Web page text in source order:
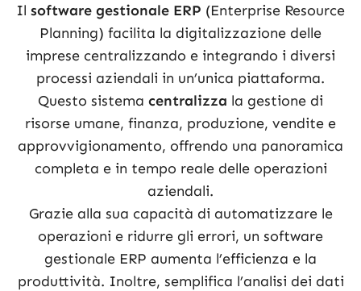
Il software gestionale ERP (Enterprise Resource
Planning) facilita la digitalizzazione delle
imprese centralizzando e integrando i diversi
processi aziendali in un’unica piattaforma.
Questo sistema centralizza la gestione di
risorse umane, finanza, produzione, vendite e
approvvigionamento, offrendo una panoramica
completa e in tempo reale delle operazioni
aziendali.
Grazie alla sua capacità di automatizzare le
operazioni e ridurre gli errori, un software
gestionale ERP aumenta l’efficienza e la
produttività. Inoltre, semplifica l’analisi dei dati